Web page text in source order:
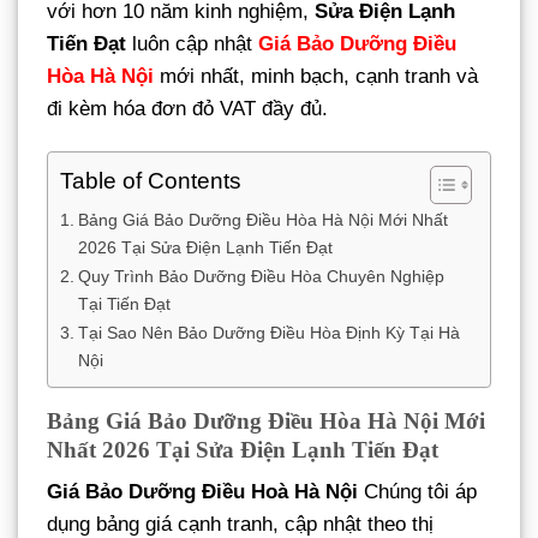
với hơn 10 năm kinh nghiệm, Sửa Điện Lạnh
Tiến Đạt luôn cập nhật Giá Bảo Dưỡng Điều
Hòa Hà Nội mới nhất, minh bạch, cạnh tranh và
đi kèm hóa đơn đỏ VAT đầy đủ.
Table of Contents
Bảng Giá Bảo Dưỡng Điều Hòa Hà Nội Mới Nhất
2026 Tại Sửa Điện Lạnh Tiến Đạt
Quy Trình Bảo Dưỡng Điều Hòa Chuyên Nghiệp
Tại Tiến Đạt
Tại Sao Nên Bảo Dưỡng Điều Hòa Định Kỳ Tại Hà
Nội
Bảng Giá Bảo Dưỡng Điều Hòa Hà Nội Mới
Nhất 2026 Tại Sửa Điện Lạnh Tiến Đạt
Giá Bảo Dưỡng Điều Hoà Hà Nội Chúng tôi áp
dụng bảng giá cạnh tranh, cập nhật theo thị